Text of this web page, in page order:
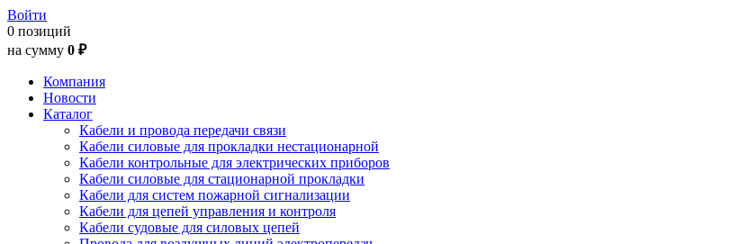
Войти
0 позиций
на сумму 0 ₽
Компания
Новости
Каталог
Кабели и провода передачи связи
Кабели силовые для прокладки нестационарной
Кабели контрольные для электрических приборов
Кабели силовые для стационарной прокладки
Кабели для систем пожарной сигнализации
Кабели для цепей управления и контроля
Кабели судовые для силовых цепей